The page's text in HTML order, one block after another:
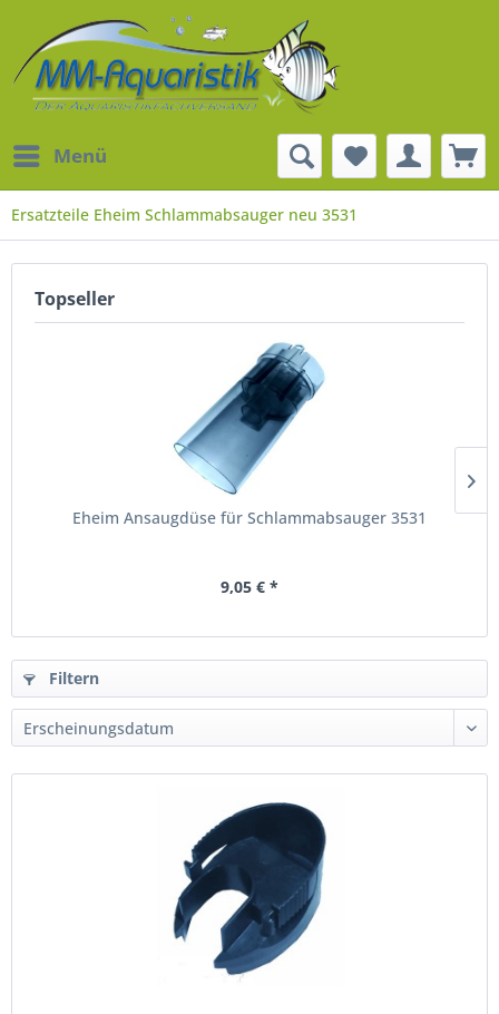
Menü
Ersatzteile Eheim Schlammabsauger neu 3531
Topseller
Eheim Ansaugdüse für Schlammabsauger 3531
9,05 € *
Filtern